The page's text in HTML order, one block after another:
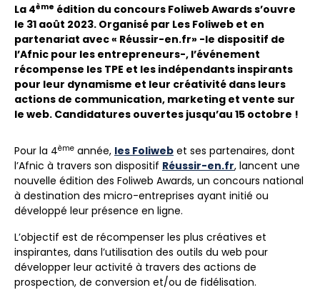
La 4ème édition du concours Foliweb Awards s’ouvre
le 31 août 2023. Organisé par Les Foliweb et en
partenariat avec « Réussir-en.fr» -le dispositif de
l’Afnic pour les entrepreneurs-, l’événement
récompense les TPE et les indépendants inspirants
pour leur dynamisme et leur créativité dans leurs
actions de communication, marketing et vente sur
le web. Candidatures ouvertes jusqu’au 15 octobre !
Pour la 4ème année, les Foliweb et ses partenaires, dont
l’Afnic à travers son dispositif Réussir-en.fr, lancent une
nouvelle édition des Foliweb Awards, un concours national
à destination des micro-entreprises ayant initié ou
développé leur présence en ligne.
L’objectif est de récompenser les plus créatives et
inspirantes, dans l’utilisation des outils du web pour
développer leur activité à travers des actions de
prospection, de conversion et/ou de fidélisation.